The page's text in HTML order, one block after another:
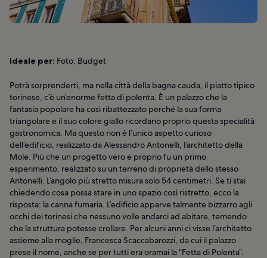
Ideale per: Foto, Budget
Potrà sorprenderti, ma nella città della bagna cauda, il piatto tipico
torinese, c’è un’enorme fetta di polenta. È un palazzo che la
fantasia popolare ha così ribattezzato perché la sua forma
triangolare e il suo colore giallo ricordano proprio questa specialità
gastronomica. Ma questo non è l’unico aspetto curioso
dell’edificio, realizzato da Alessandro Antonelli, l’architetto della
Mole. Più che un progetto vero e proprio fu un primo
esperimento, realizzato su un terreno di proprietà dello stesso
Antonelli. L’angolo più stretto misura solo 54 centimetri. Se ti stai
chiedendo cosa possa stare in uno spazio così ristretto, ecco la
risposta: la canna fumaria. L’edificio apparve talmente bizzarro agli
occhi dei torinesi che nessuno volle andarci ad abitare, temendo
che la struttura potesse crollare. Per alcuni anni ci visse l’architetto
assieme alla moglie, Francesca Scaccabarozzi, da cui il palazzo
prese il nome, anche se per tutti era oramai la “Fetta di Polenta”.